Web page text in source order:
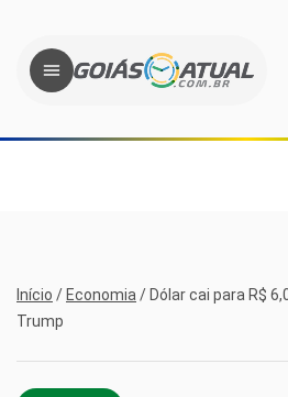
Início / Economia / Dólar cai para R$
Trump